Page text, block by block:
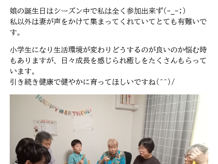
娘の誕生日はシーズン中で私は全く参加出来ず(-_-;)
私以外は妻が声をかけて集まってくれていてとても有難いで
す。
小学生になり生活環境が変わりどうするのが良いのか悩む時
もありますが、日々成長を感じられ癒しをたくさんもらって
います。
引き続き健康で健やかに育ってほしいですね(^^)/